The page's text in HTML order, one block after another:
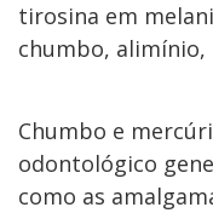
tirosina em
chumbo,
Chumbo e
odontológico
como as